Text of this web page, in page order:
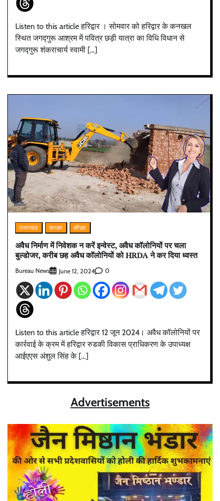
Listen to this article हरिद्वार । सोमवार को हरिद्वार के कनखल
स्थित जगद्गुरू आश्रम में पवित्र छड़ी यात्रा का विधि विधान से
जगद्गुरू शंकराचार्य स्वामी […]
उत्तराखंड क्राइम हरिद्वार
अवैध निर्माण में निवेशक न करें इन्वेस्ट, अवैध कॉलोनियों पर चला
बुल्डोजर, करीब छह अवैध कॉलोनियों को HRDA ने कर दिया ध्वस्त
Bureau News June 12, 2024 0
Listen to this article हरिद्वार 12 जून 2024। अवैध कॉलोनियों पर
कार्रवाई के क्रम में हरिद्वार रुडकी विकास प्राधिकरण के उपाध्यक्ष
आईएएस अंशुल सिंह के […]
Advertisements